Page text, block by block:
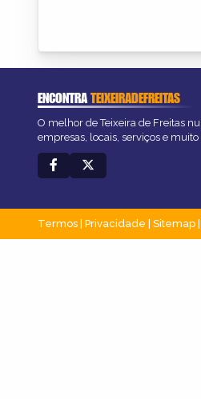
ENCONTRATEIXEIRADEFREITAS
O melhor de Teixeira de Freitas
empresas, locais, serviços e
Termos Privacidade Sitemap